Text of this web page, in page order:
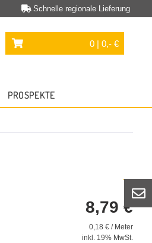
Schnelle regionale Lieferung
0 | 0,- €
PROSPEKTE
8,79 €
0,18 € / Meter
inkl. 19% MwSt.